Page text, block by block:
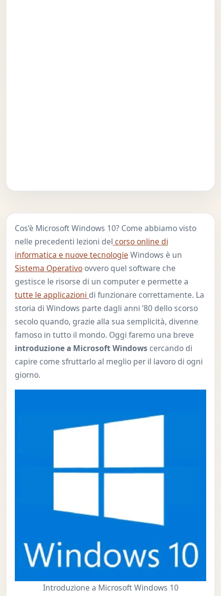
Cos’è Microsoft Windows 10? Come abbiamo visto
nelle precedenti lezioni del corso online di
informatica e nuove tecnologie Windows è un
Sistema Operativoovvero quel software che
gestisce le risorse di un computer e permette a
tutte le applicazioni di funzionare correttamente. La
storia di Windows parte dagli anni ’80 dello scorso
secolo quando, grazie alla sua semplicità, divenne
famoso in tutto il mondo. Oggi faremo una breve
introduzione a Microsoft Windows cercando di
capire come sfruttarlo al meglio per il lavoro di ogni
giorno.
Introduzione a Microsoft Windows 10